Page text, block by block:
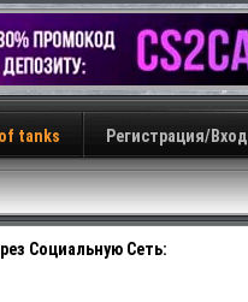
tanks Регистрация/Вход
Социальную Сеть: